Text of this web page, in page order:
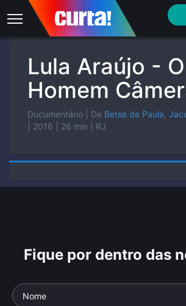
Lula Araújo - O
Homem
Documentário | De Betse de Paula
| 2016
| 26 min | RJ
Fique por dentro das